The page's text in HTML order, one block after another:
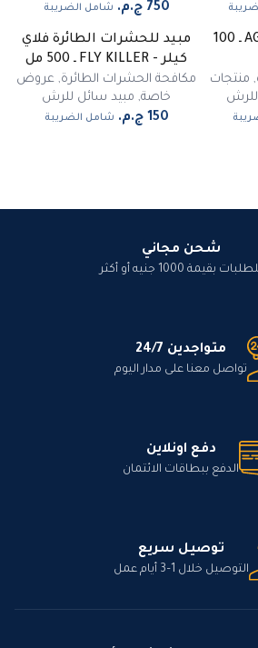
شامل الضريبة
مبيد ذباب AGITA 10 WG ـ 100
, منتجات
للرش
مبيد للحشرات الطائرة فلاي
كيلر - FLY KILLER ـ 500 مل
مكافحة الحشرات الطائرة, عروض
خاصة, مبيد سائل للرش
شامل الضريبة
شحن مجاني
بقيمة 1000 جنيه أو أكثر
متواجدين 24/7
تواصل معنا على مدار اليوم
دفع اونلاين
الدفع ببطاقات الائتمان
توصيل سريع
التوصيل خلال 1–3 أيام عمل